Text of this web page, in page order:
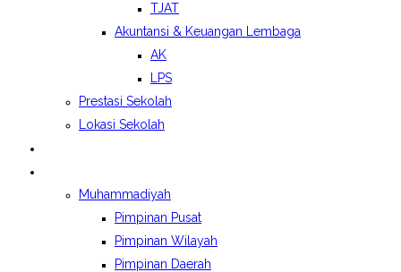
TJAT
Akuntansi & Keuangan Lembaga
AK
LPS
Prestasi Sekolah
Lokasi Sekolah
Muhammadiyah
Pimpinan Pusat
Pimpinan Wilayah
Pimpinan Daerah